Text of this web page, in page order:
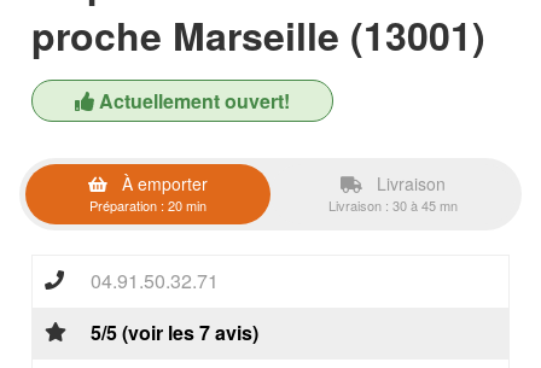
proche Marseille (13001)
Actuellement ouvert!
À emporter
Préparation : 20 min
Livraison
Livraison : 30 à 45 mn
04.91.50.32.71
5/5 (voir les 7 avis)